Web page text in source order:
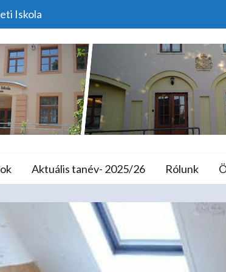
Iskola
Iskola
Aktuális tanév- 2025/26 Rólunk
Torkoskodás A 4.
Programok Még Egy Kis Torkoskodás A